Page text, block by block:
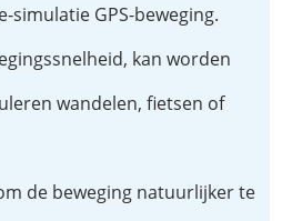
simulatie GPS-beweging.
kan worden
wandelen, fietsen of
de beweging natuurlijker te